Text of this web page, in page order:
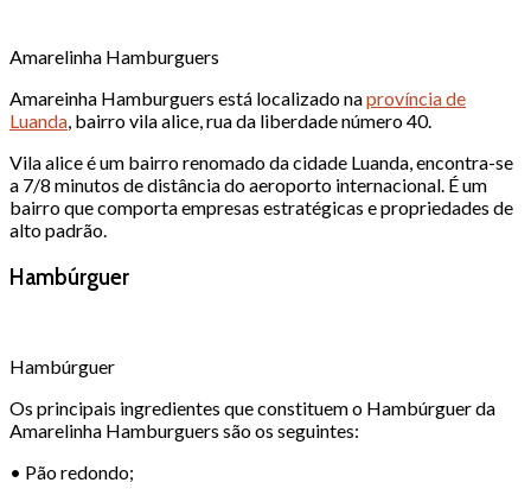
Amarelinha Hamburguers
Amareinha Hamburguers está localizado naprovíncia de
Luanda, bairro vila alice, rua da liberdade número 40.
Vila alice é um bairro renomado da cidade Luanda, encontra-se
a 7/8 minutos de distância do aeroporto internacional. É um
bairro que comporta empresas estratégicas e propriedades de
alto padrão.
Hambúrguer
Hambúrguer
Os principais ingredientes que constituem o Hambúrguer da
Amarelinha Hamburguers são os seguintes:
• Pão redondo;